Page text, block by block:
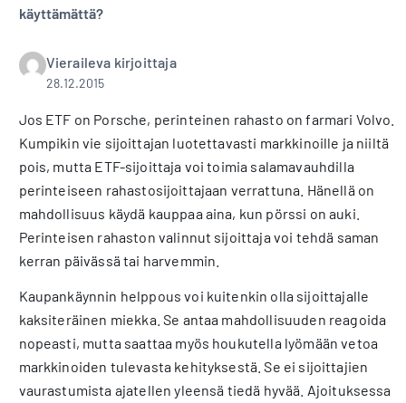
käyttämättä?
Vieraileva kirjoittaja
28.12.2015
Jos ETF on Porsche, perinteinen rahasto on farmari Volvo.
Kumpikin vie sijoittajan luotettavasti markkinoille ja niiltä
pois, mutta ETF-sijoittaja voi toimia salamavauhdilla
perinteiseen rahastosijoittajaan verrattuna. Hänellä on
mahdollisuus käydä kauppaa aina, kun pörssi on auki.
Perinteisen rahaston valinnut sijoittaja voi tehdä saman
kerran päivässä tai harvemmin.
Kaupankäynnin helppous voi kuitenkin olla sijoittajalle
kaksiteräinen miekka. Se antaa mahdollisuuden reagoida
nopeasti, mutta saattaa myös houkutella lyömään vetoa
markkinoiden tulevasta kehityksestä. Se ei sijoittajien
vaurastumista ajatellen yleensä tiedä hyvää. Ajoituksessa